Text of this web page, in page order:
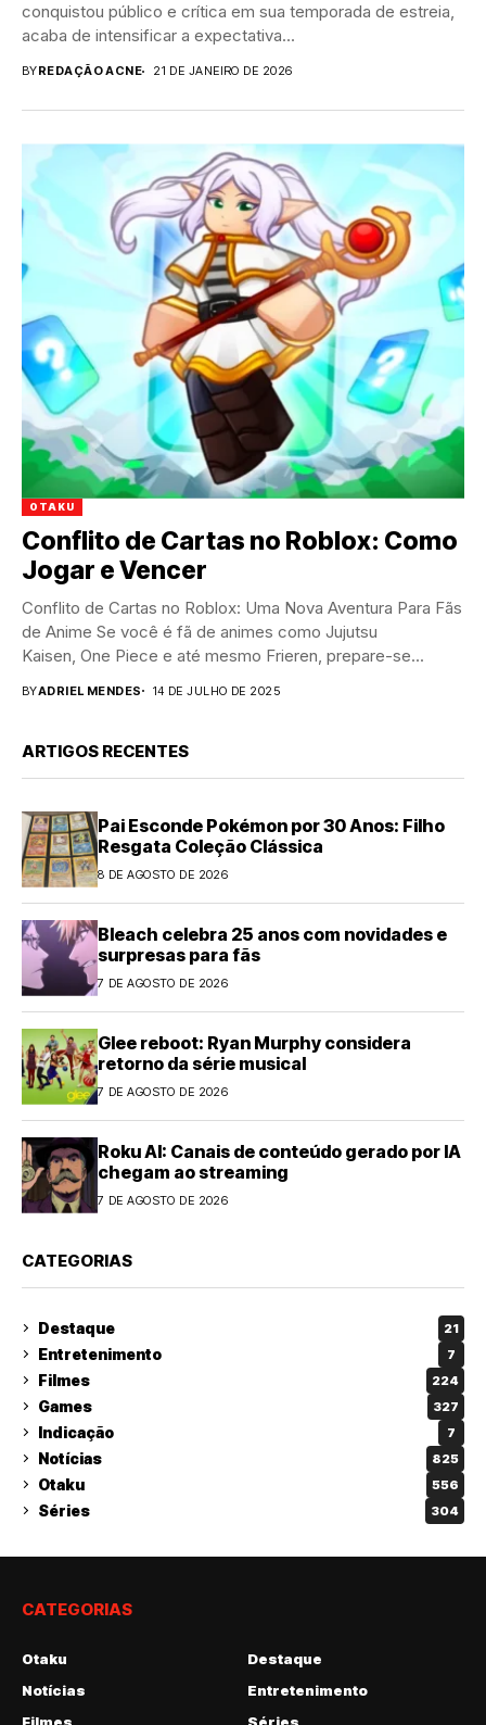
conquistou público e crítica em sua temporada de estreia,
acaba de intensificar a expectativa...
BYREDAÇÃO ACNE 21 DE JANEIRO DE 2026
OTAKU
Conflito de Cartas no Roblox: Como
Jogar e Vencer
Conflito de Cartas no Roblox: Uma Nova Aventura Para Fãs
de Anime Se você é fã de animes como Jujutsu
Kaisen, One Piece e até mesmo Frieren, prepare-se...
BYADRIEL MENDES 14 DE JULHO DE 2025
ARTIGOS RECENTES
Pai Esconde Pokémon por 30 Anos: Filho
Resgata Coleção Clássica
8 DE AGOSTO DE 2026
Bleach celebra 25 anos com novidades e
surpresas para fãs
7 DE AGOSTO DE 2026
Glee reboot: Ryan Murphy considera
retorno da série musical
7 DE AGOSTO DE 2026
Roku AI: Canais de conteúdo gerado por IA
chegam ao streaming
7 DE AGOSTO DE 2026
CATEGORIAS
Destaque 21
Entretenimento 7
Filmes 224
Games 327
Indicação 7
Notícias 825
Otaku 556
Séries 304
CATEGORIAS
Otaku
Destaque
Notícias
Entretenimento
Filmes
Séries